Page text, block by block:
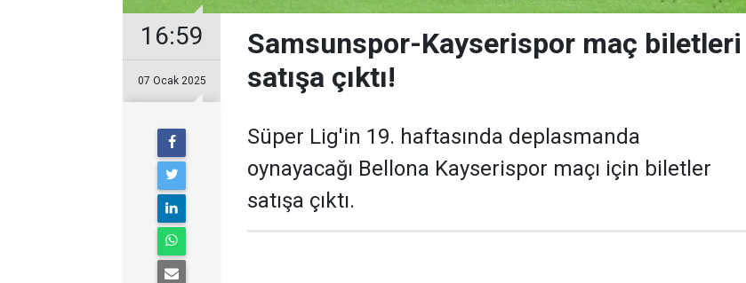
16:59
07 Ocak 2025
Samsunspor-Kayserispor maç biletleri
satışa çıktı!
Süper Lig'in 19. haftasında deplasmanda
oynayacağı Bellona Kayserispor maçı için biletler
satışa çıktı.